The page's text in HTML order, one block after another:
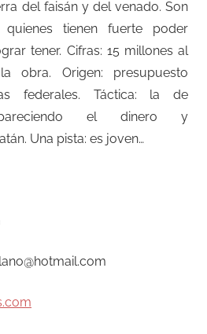
del faisán y del venado. Son
tienen fuerte poder
tener. Cifras: 15 millones al
obra. Origen: presupuesto
federales. Táctica: la de
el dinero y
Una pista: es joven…